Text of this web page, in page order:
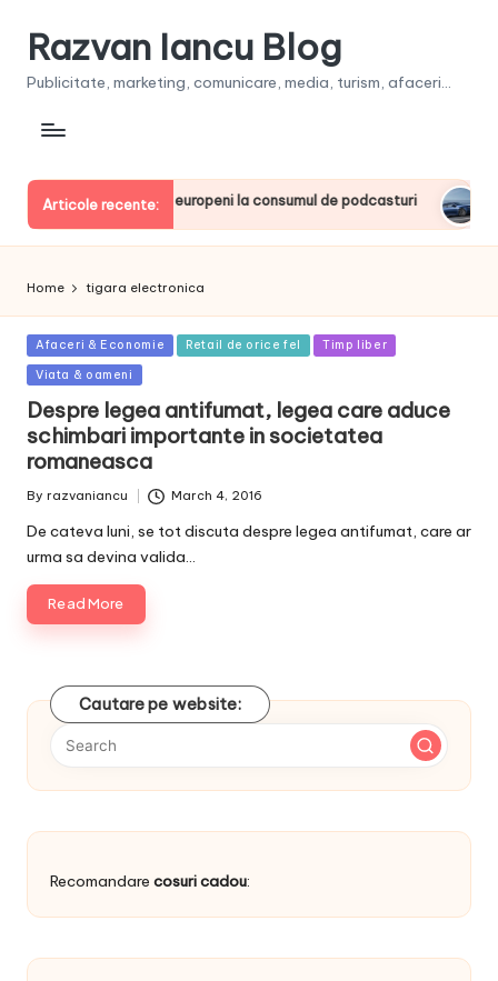
Razvan Iancu Blog
Publicitate, marketing, comunicare, media, turism, afaceri...
Articole recente:
printre liderii europeni la consumul de podcasturi
June
Home tigara electronica
Posted
in
Afaceri & Economie Retail de orice fel Timp liber
Viata & oameni
Despre legea antifumat, legea care aduce
schimbari importante in societatea
romaneasca
Posted
By razvaniancu March 4, 2016
De cateva luni, se tot discuta despre legea antifumat, care ar
urma sa devina valida…
Read More
Cautare pe website:
Recomandare cosuri cadou: